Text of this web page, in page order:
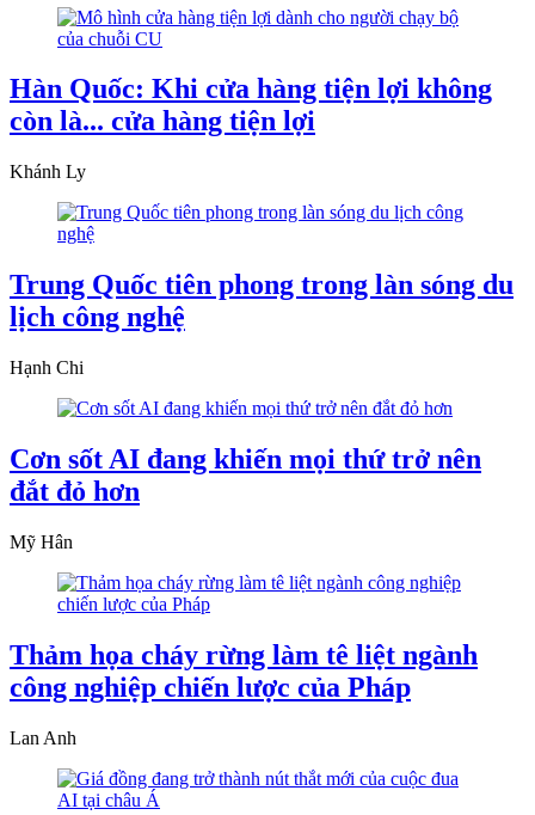
Hàn Quốc: Khi cửa hàng tiện lợi không
còn là... cửa hàng tiện lợi
Khánh Ly
Trung Quốc tiên phong trong làn sóng du
lịch công nghệ
Hạnh Chi
Cơn sốt AI đang khiến mọi thứ trở nên
đắt đỏ hơn
Mỹ Hân
Thảm họa cháy rừng làm tê liệt ngành
công nghiệp chiến lược của Pháp
Lan Anh